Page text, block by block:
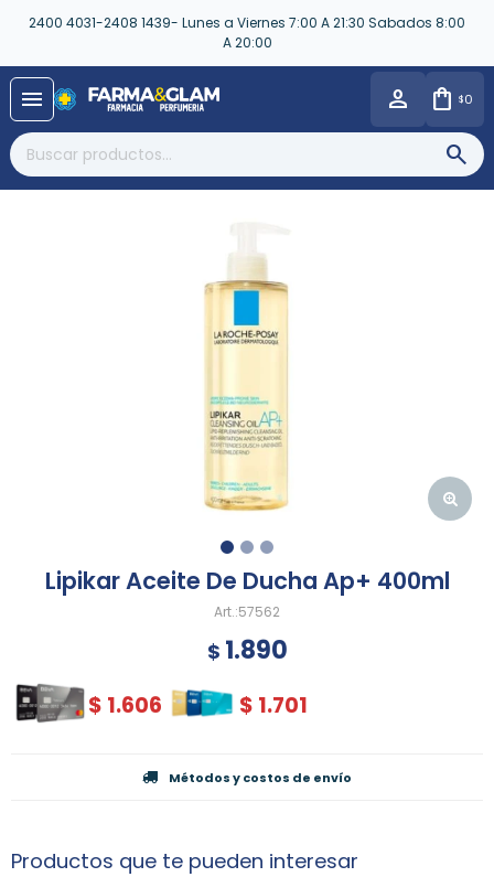
2400 4031-2408 1439- Lunes a Viernes 7:00 A 21:30 Sabados 8:00
A 20:00
menu $0
Lipikar Aceite De Ducha Ap+ 400ml
57562
$ 1.890
$ 1.606 $ 1.701
Métodos y costos de envío
Productos que te pueden interesar